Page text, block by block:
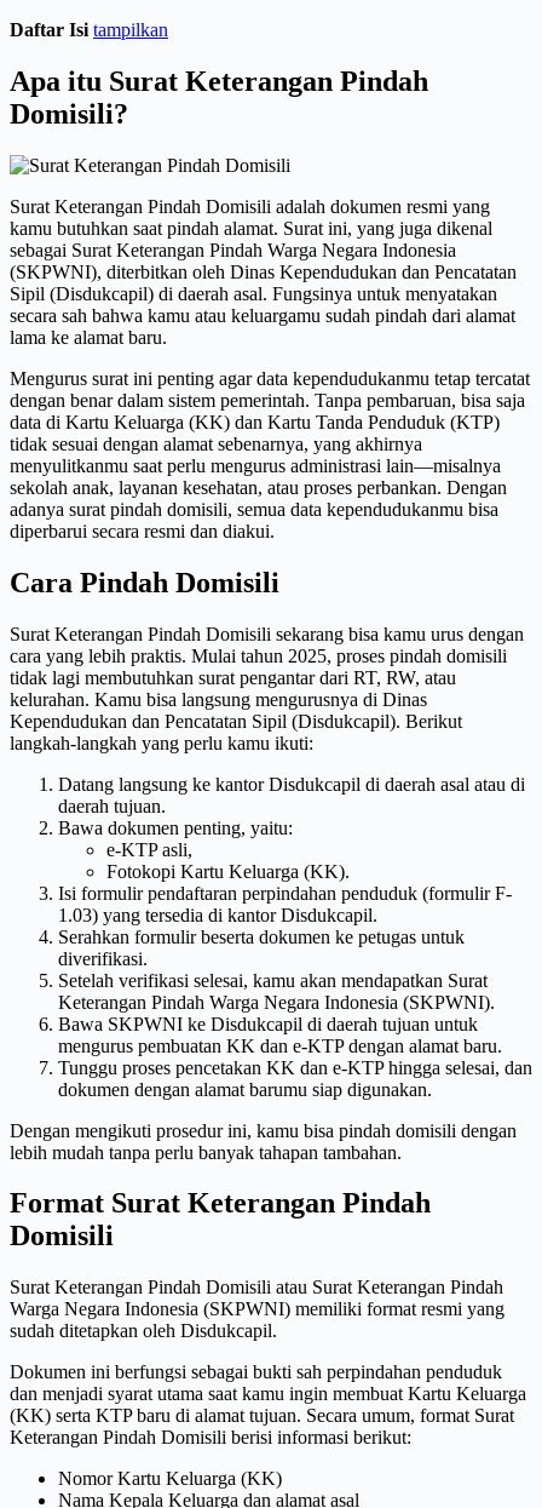
Daftar Isi tampilkan
Apa itu Surat Keterangan Pindah
Domisili?
Surat Keterangan Pindah Domisili adalah dokumen resmi yang
kamu butuhkan saat pindah alamat. Surat ini, yang juga dikenal
sebagai Surat Keterangan Pindah Warga Negara Indonesia
(SKPWNI), diterbitkan oleh Dinas Kependudukan dan Pencatatan
Sipil (Disdukcapil) di daerah asal. Fungsinya untuk menyatakan
secara sah bahwa kamu atau keluargamu sudah pindah dari alamat
lama ke alamat baru.
Mengurus surat ini penting agar data kependudukanmu tetap tercatat
dengan benar dalam sistem pemerintah. Tanpa pembaruan, bisa saja
data di Kartu Keluarga (KK) dan Kartu Tanda Penduduk (KTP)
tidak sesuai dengan alamat sebenarnya, yang akhirnya
menyulitkanmu saat perlu mengurus administrasi lain—misalnya
sekolah anak, layanan kesehatan, atau proses perbankan. Dengan
adanya surat pindah domisili, semua data kependudukanmu bisa
diperbarui secara resmi dan diakui.
Cara Pindah Domisili
Surat Keterangan Pindah Domisili sekarang bisa kamu urus dengan
cara yang lebih praktis. Mulai tahun 2025, proses pindah domisili
tidak lagi membutuhkan surat pengantar dari RT, RW, atau
kelurahan. Kamu bisa langsung mengurusnya di Dinas
Kependudukan dan Pencatatan Sipil (Disdukcapil). Berikut
langkah-langkah yang perlu kamu ikuti:
Datang langsung ke kantor Disdukcapil di daerah asal atau di
daerah tujuan.
Bawa dokumen penting, yaitu:
e-KTP asli,
Fotokopi Kartu Keluarga (KK).
Isi formulir pendaftaran perpindahan penduduk (formulir F-
1.03) yang tersedia di kantor Disdukcapil.
Serahkan formulir beserta dokumen ke petugas untuk
diverifikasi.
Setelah verifikasi selesai, kamu akan mendapatkan Surat
Keterangan Pindah Warga Negara Indonesia (SKPWNI).
Bawa SKPWNI ke Disdukcapil di daerah tujuan untuk
mengurus pembuatan KK dan e-KTP dengan alamat baru.
Tunggu proses pencetakan KK dan e-KTP hingga selesai, dan
dokumen dengan alamat barumu siap digunakan.
Dengan mengikuti prosedur ini, kamu bisa pindah domisili dengan
lebih mudah tanpa perlu banyak tahapan tambahan.
Format Surat Keterangan Pindah
Domisili
Surat Keterangan Pindah Domisili atau Surat Keterangan Pindah
Warga Negara Indonesia (SKPWNI) memiliki format resmi yang
sudah ditetapkan oleh Disdukcapil.
Dokumen ini berfungsi sebagai bukti sah perpindahan penduduk
dan menjadi syarat utama saat kamu ingin membuat Kartu Keluarga
(KK) serta KTP baru di alamat tujuan. Secara umum, format Surat
Keterangan Pindah Domisili berisi informasi berikut:
Nomor Kartu Keluarga (KK)
Nama Kepala Keluarga dan alamat asal